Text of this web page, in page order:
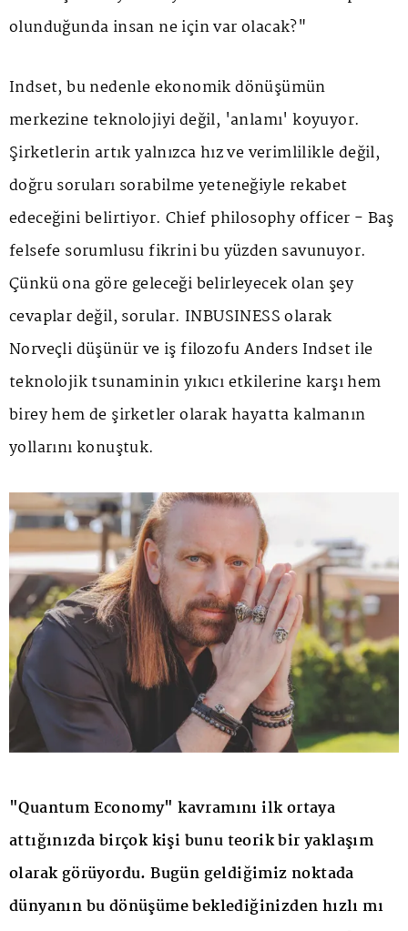
olunduğunda insan ne için var olacak?"
Indset, bu nedenle ekonomik dönüşümün
merkezine teknolojiyi değil, 'anlamı' koyuyor.
Şirketlerin artık yalnızca hız ve verimlilikle değil,
doğru soruları sorabilme yeteneğiyle rekabet
edeceğini belirtiyor. Chief philosophy officer - Baş
felsefe sorumlusu fikrini bu yüzden savunuyor.
Çünkü ona göre geleceği belirleyecek olan şey
cevaplar değil, sorular. INBUSINESS olarak
Norveçli düşünür ve iş filozofu Anders Indset ile
teknolojik tsunaminin yıkıcı etkilerine karşı hem
birey hem de şirketler olarak hayatta kalmanın
yollarını konuştuk.
"Quantum Economy" kavramını ilk ortaya
attığınızda birçok kişi bunu teorik bir yaklaşım
olarak görüyordu. Bugün geldiğimiz noktada
dünyanın bu dönüşüme beklediğinizden hızlı mı